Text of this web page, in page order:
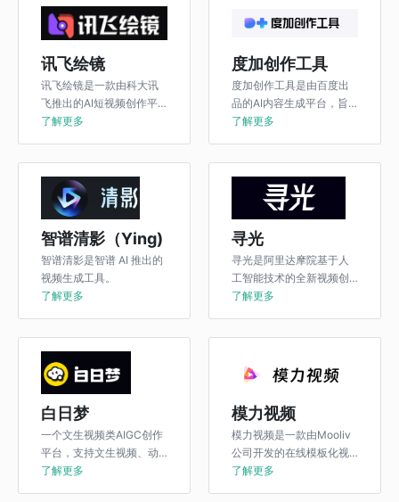
BGM、LOGO等匹配设
片，零门槛创作视频。
讯飞绘镜
讯飞绘镜是一款由科大讯
飞推出的AI短视频创作平
台该平台的核心功能是将
户提供了一种全新的视频
编辑体验通过输入想法星
火绘镜能够共创生成短视
频满足用户对于快速便捷
创作短视频的需求。
了解更多
度加创作工具
度加创作工具是由百度出
品的AI内容生成平台，旨
在降低内容生产的门槛，
了解更多
智谱清影（Ying)
智谱清影是智谱 AI 推出的
视频生成工具。
了解更多
寻光
寻光是阿里达摩院基于人
工智能技术的全新视频创
作模式，推出的一站式AI
了解更多
白日梦
一个文生视频类AIGC创作
平台，支持文生视频、动
态画面、AI角色生成、人
了解更多
模力视频
模力视频是一款由Mooliv
公司开发的在线模板化视
频制作工具。它旨在为电
了解更多